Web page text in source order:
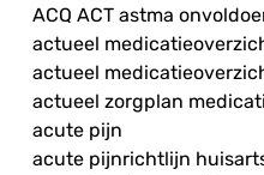
ACQ ACT astma
actueel
actueel
actueel zorgplan
acute pijn
acute pijnrichtlijn